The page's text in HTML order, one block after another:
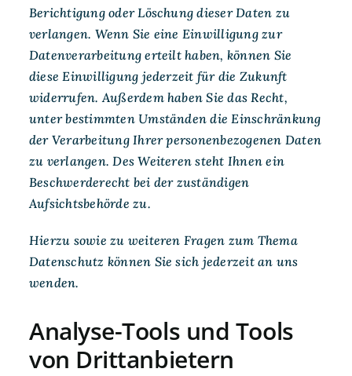
Berichtigung oder Löschung dieser Daten zu
verlangen. Wenn Sie eine Einwilligung zur
Datenverarbeitung erteilt haben, können Sie
diese Einwilligung jederzeit für die Zukunft
widerrufen. Außerdem haben Sie das Recht,
unter bestimmten Umständen die Einschränkung
der Verarbeitung Ihrer personenbezogenen Daten
zu verlangen. Des Weiteren steht Ihnen ein
Beschwerderecht bei der zuständigen
Aufsichtsbehörde zu.
Hierzu sowie zu weiteren Fragen zum Thema
Datenschutz können Sie sich jederzeit an uns
wenden.
Analyse-Tools und Tools
von Dritt­anbietern